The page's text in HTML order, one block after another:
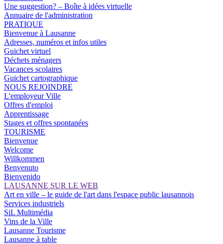
Une suggestion? – Boîte à idées virtuelle
Annuaire de l'administration
PRATIQUE
Bienvenue à Lausanne
Adresses, numéros et infos utiles
Guichet virtuel
Déchets ménagers
Vacances scolaires
Guichet cartographique
NOUS REJOINDRE
L'employeur Ville
Offres d'emploi
Apprentissage
Stages et offres spontanées
TOURISME
Bienvenue
Welcome
Willkommen
Benvenuto
Bienvenido
LAUSANNE SUR LE WEB
Art en ville – le guide de l'art dans l'espace public lausannois
Services industriels
SiL Multimédia
Vins de la Ville
Lausanne Tourisme
Lausanne à table